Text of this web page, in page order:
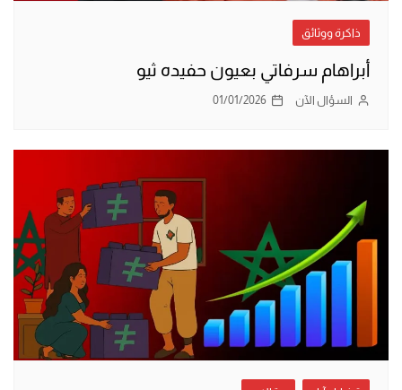
ذاكرة ووثائق
أبراهام سرفاتي بعيون حفيده ثيو
السؤال الآن 01/01/2026